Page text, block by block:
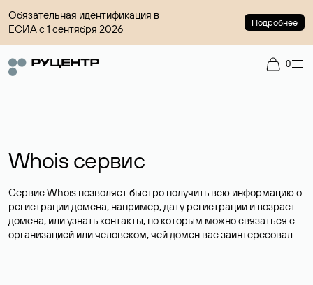
Обязательная идентификация в
ЕСИА с 1 сентября 2026
Подробнее
0
Whois сервис
Сервис Whois позволяет быстро получить всю информацию о
регистрации домена, например, дату регистрации и возраст
домена, или узнать контакты, по которым можно связаться с
организацией или человеком, чей домен вас заинтересовал.